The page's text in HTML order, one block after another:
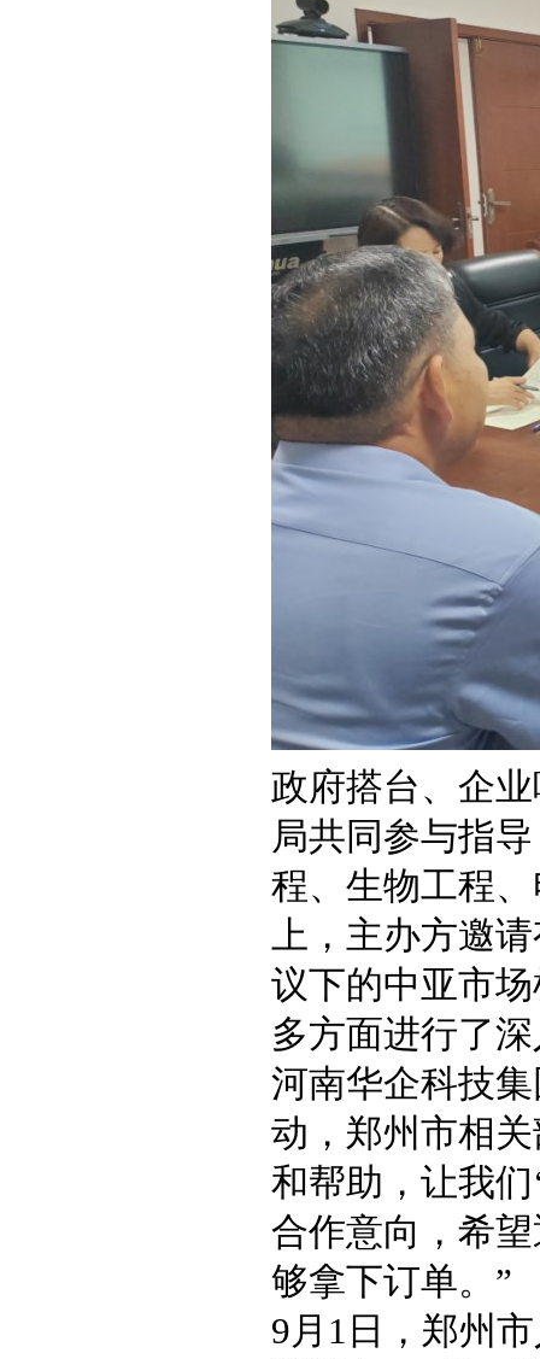
政府搭台、企
局共同参与指
程、生物工程
上，主办方邀
议下的中亚市
多方面进行了
河南华企科技
动，郑州市相
和帮助，让我
合作意向，希
够拿下订单。”
9月1日，郑州